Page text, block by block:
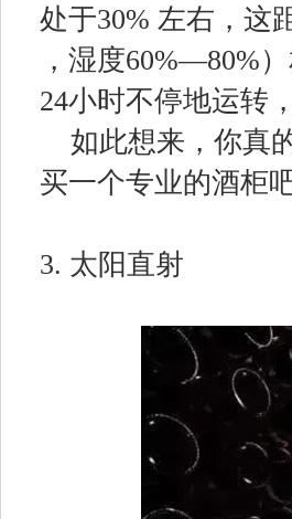
处于30% 左右，这
，湿度60%—80%
24小时不停地运转
如此想来，你真
买一个专业的酒柜
3. 太阳直射